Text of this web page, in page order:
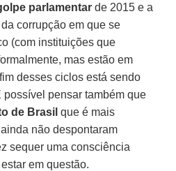
parlamentar de 2015 e a
corrupção em que se
(com instituições que
mas estão em
desses ciclos está sendo
possível pensar também que
de Brasil que é mais
não despontaram
sequer uma consciência
em questão.